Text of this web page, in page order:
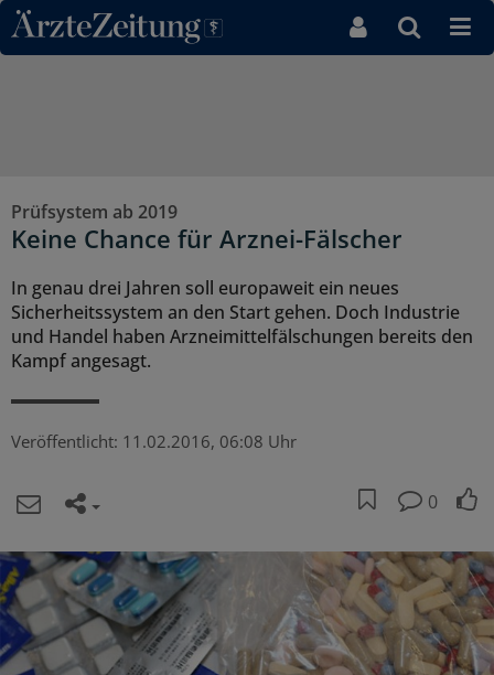
Direkt zum Inhaltsbereich
Prüfsystem ab 2019
Keine Chance für Arznei-Fälscher
In genau drei Jahren soll europaweit ein neues
Sicherheitssystem an den Start gehen. Doch Industrie
und Handel haben Arzneimittelfälschungen bereits den
Kampf angesagt.
Veröffentlicht: 11.02.2016, 06:08 Uhr
0